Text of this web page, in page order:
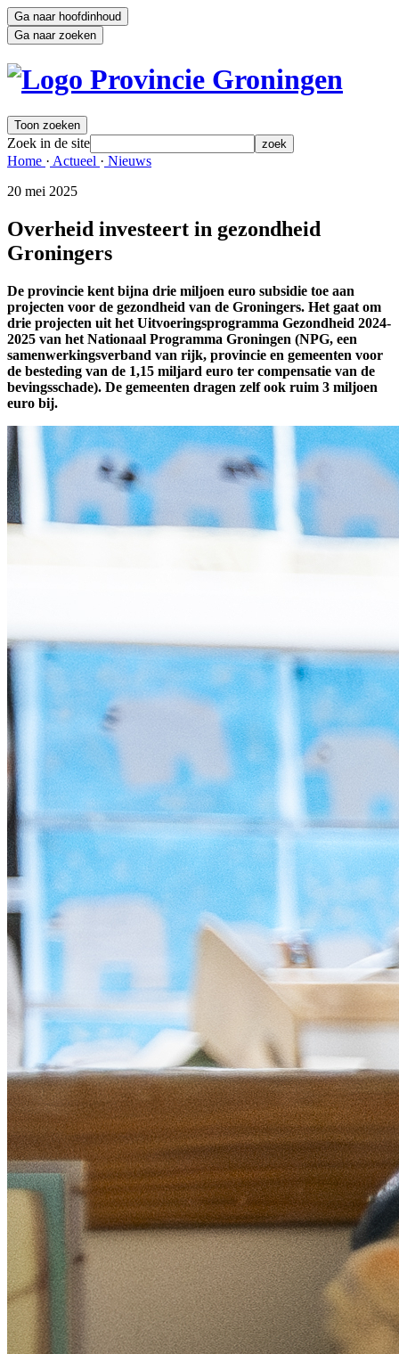
Ga naar hoofdinhoud
Ga naar zoeken
Toon zoeken
Zoek in de site zoek
Home · Actueel · Nieuws
20 mei 2025
Overheid investeert in gezondheid
Groningers
De provincie kent bijna drie miljoen euro subsidie toe aan
projecten voor de gezondheid van de Groningers. Het gaat om
drie projecten uit het Uitvoeringsprogramma Gezondheid 2024-
2025 van het Nationaal Programma Groningen (NPG, een
samenwerkingsverband van rijk, provincie en gemeenten voor
de besteding van de 1,15 miljard euro ter compensatie van de
bevingsschade). De gemeenten dragen zelf ook ruim 3 miljoen
euro bij.